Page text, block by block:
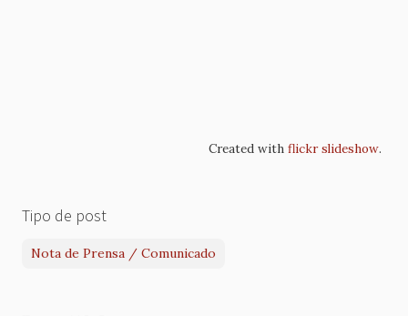
Created with flickr slideshow.
Tipo de post
Nota de Prensa / Comunicado